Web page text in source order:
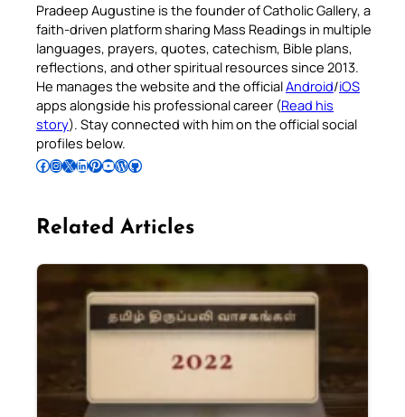
Pradeep Augustine is the founder of Catholic Gallery, a
faith-driven platform sharing Mass Readings in multiple
languages, prayers, quotes, catechism, Bible plans,
reflections, and other spiritual resources since 2013.
He manages the website and the officialAndroid/iOS
apps alongside his professional career (Read his
story). Stay connected with him on the official social
profiles below.
Follow Pradeep on Facebook Follow Pradeep on InstagramFollow Pradeep on X Follow Pradeep on LinkedIn Follow Pradeep on Pinterest Subscribe to Pradeep’s Youtube Channel Follow Pradeep on WordPress Follow Pradeep on GitHub
Related Articles